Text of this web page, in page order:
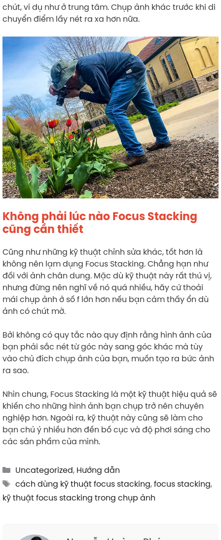
chút, ví dụ như ở trung tâm. Chụp ảnh khác trước khi di
chuyển điểm lấy nét ra xa hơn nữa.
Không phải lúc nào Focus Stacking
cũng cần thiết
Cũng như những kỹ thuật chỉnh sửa khác, tốt hơn là
không nên lạm dụng Focus Stacking. Chẳng hạn như
đối với ảnh chân dung. Mặc dù kỹ thuật này rất thú vị,
nhưng đừng nên nghĩ về nó quá nhiều, hãy cứ thoải
mái chụp ảnh ở số f lớn hơn nếu bạn cảm thấy ổn dù
ảnh có chút mờ.
Bởi không có quy tắc nào quy định rằng hình ảnh của
bạn phải sắc nét từ góc này sang góc khác mà tùy
vào chủ đích chụp ảnh của bạn, muốn tạo ra bức ảnh
ra sao.
Nhìn chung, Focus Stacking là một kỹ thuật hiệu quả sẽ
khiến cho những hình ảnh bạn chụp trở nên chuyên
nghiệp hơn. Ngoài ra, kỹ thuật này cũng sẽ làm cho
bạn chú ý nhiều hơn đến bố cục và độ phơi sáng cho
các sản phẩm của mình.
Categories
Uncategorized, Hướng dẫn
Tags
cách dùng kỹ thuật focus stacking,focus stacking,
kỹ thuật focus stacking trong chụp ảnh